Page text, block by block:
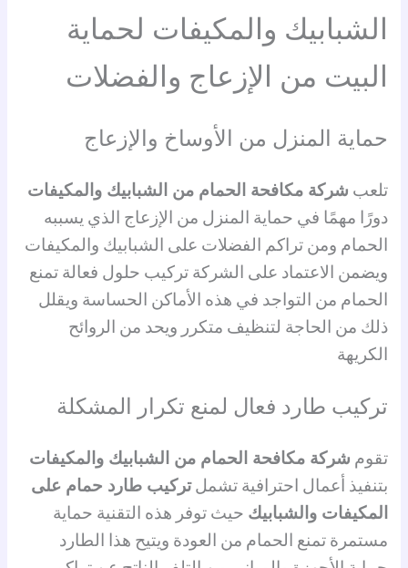
الشبابيك والمكيفات لحماية
البيت من الإزعاج والفضلات
حماية المنزل من الأوساخ والإزعاج
تلعب شركة مكافحة الحمام من الشبابيك والمكيفات
دورًا مهمًا في حماية المنزل من الإزعاج الذي يسببه
الحمام ومن تراكم الفضلات على الشبابيك والمكيفات
ويضمن الاعتماد على الشركة تركيب حلول فعالة تمنع
الحمام من التواجد في هذه الأماكن الحساسة ويقلل
ذلك من الحاجة لتنظيف متكرر ويحد من الروائح
الكريهة
تركيب طارد فعال لمنع تكرار المشكلة
تقوم شركة مكافحة الحمام من الشبابيك والمكيفات
بتنفيذ أعمال احترافية تشملتركيب طارد حمام على
المكيفات والشبابيك حيث توفر هذه التقنية حماية
مستمرة تمنع الحمام من العودة ويتيح هذا الطارد